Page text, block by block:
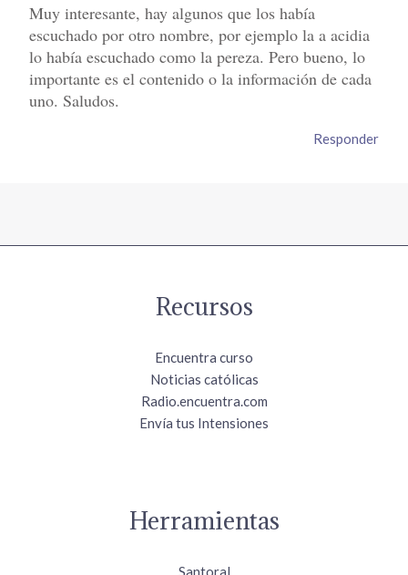
Muy interesante, hay algunos que los había
escuchado por otro nombre, por ejemplo la a acidia
lo había escuchado como la pereza. Pero bueno, lo
importante es el contenido o la información de cada
uno. Saludos.
Responder
Recursos
Encuentra curso
Noticias católicas
Radio.encuentra.com
Envía tus Intensiones
Herramientas
Santoral